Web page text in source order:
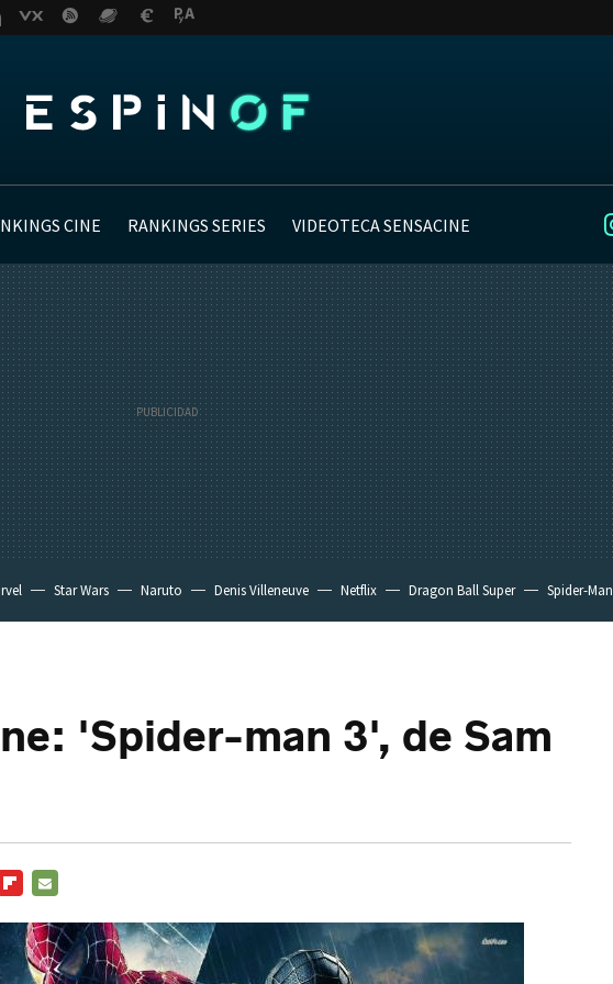
CINE RANKINGS SERIES VIDEOTECA SENSACINE
Star Wars Naruto Denis Villeneuve Netflix Dragon Ball Super Spider-Man
'Spider-man 3', de Sam
MAIL